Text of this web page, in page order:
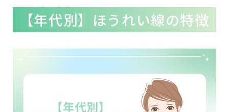
【年代別】ほうれい線の特徴